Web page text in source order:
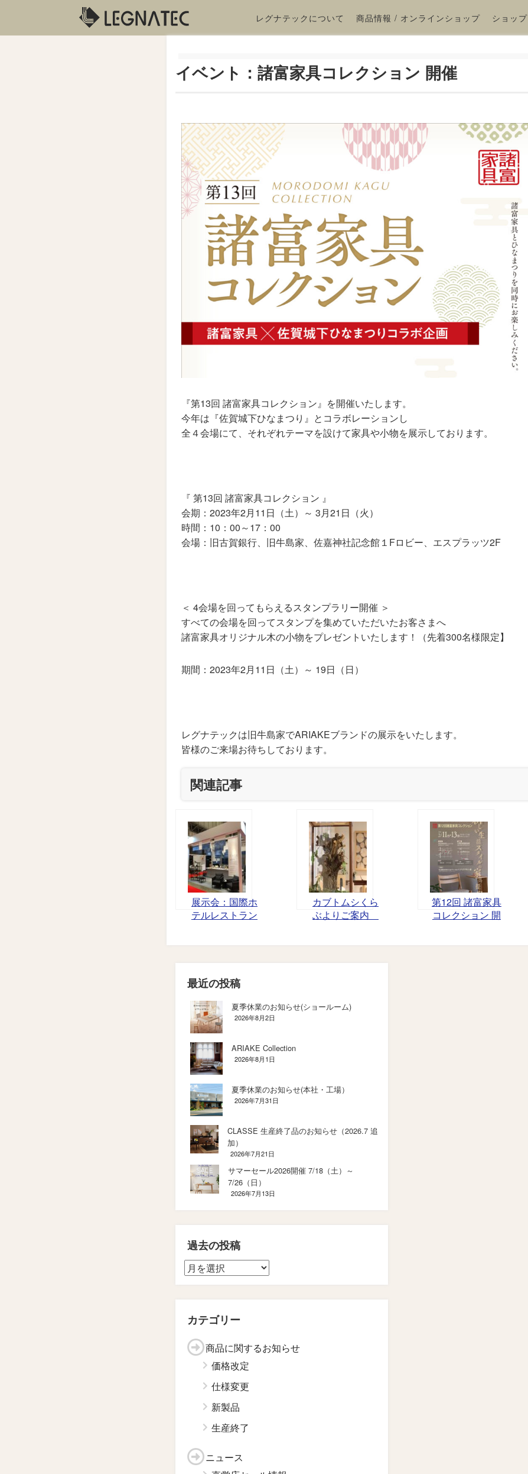
レグナテックについて 商品情報 / オンラインショップ ショップ
イベント：諸富家具コレクション 開催
『第13回 諸富家具コレクション』を開催いたします。
今年は『佐賀城下ひなまつり』とコラボレーションし
全４会場にて、それぞれテーマを設けて家具や小物を展示しております。
『 第13回 諸富家具コレクション 』
会期：2023年2月11日（土）～ 3月21日（火）
時間：10：00～17：00
会場：旧古賀銀行、旧牛島家、佐嘉神社記念館１Fロビー、エスプラッツ2F
＜ 4会場を回ってもらえるスタンプラリー開催 ＞
すべての会場を回ってスタンプを集めていただいたお客さまへ
諸富家具オリジナル木の小物をプレゼントいたします！（先着300名様限定】
期間：2023年2月11日（土）～ 19日（日）
レグナテックは旧牛島家でARIAKEブランドの展示をいたします。
皆様のご来場お待ちしております。
関連記事
展示会：国際ホ
テルレストラン
カブトムシくら
ぶよりご案内
第12回 諸富家具
コレクション 開
最近の投稿
夏季休業のお知らせ(ショールーム)
2026年8月2日
ARIAKE Collection
2026年8月1日
夏季休業のお知らせ(本社・工場）
2026年7月31日
CLASSE 生産終了品のお知らせ（2026.7 追
加）
2026年7月21日
サマーセール2026開催 7/18（土）～
7/26（日）
2026年7月13日
過去の投稿
カテゴリー
商品に関するお知らせ
価格改定
仕様変更
新製品
生産終了
ニュース